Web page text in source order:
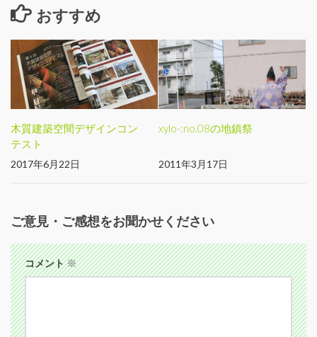
おすすめ
木質建築空間デザインコン
テスト
2017年6月22日
xylo-:no.08の地鎮祭
2011年3月17日
ご意見・ご感想をお聞かせください
コメント※